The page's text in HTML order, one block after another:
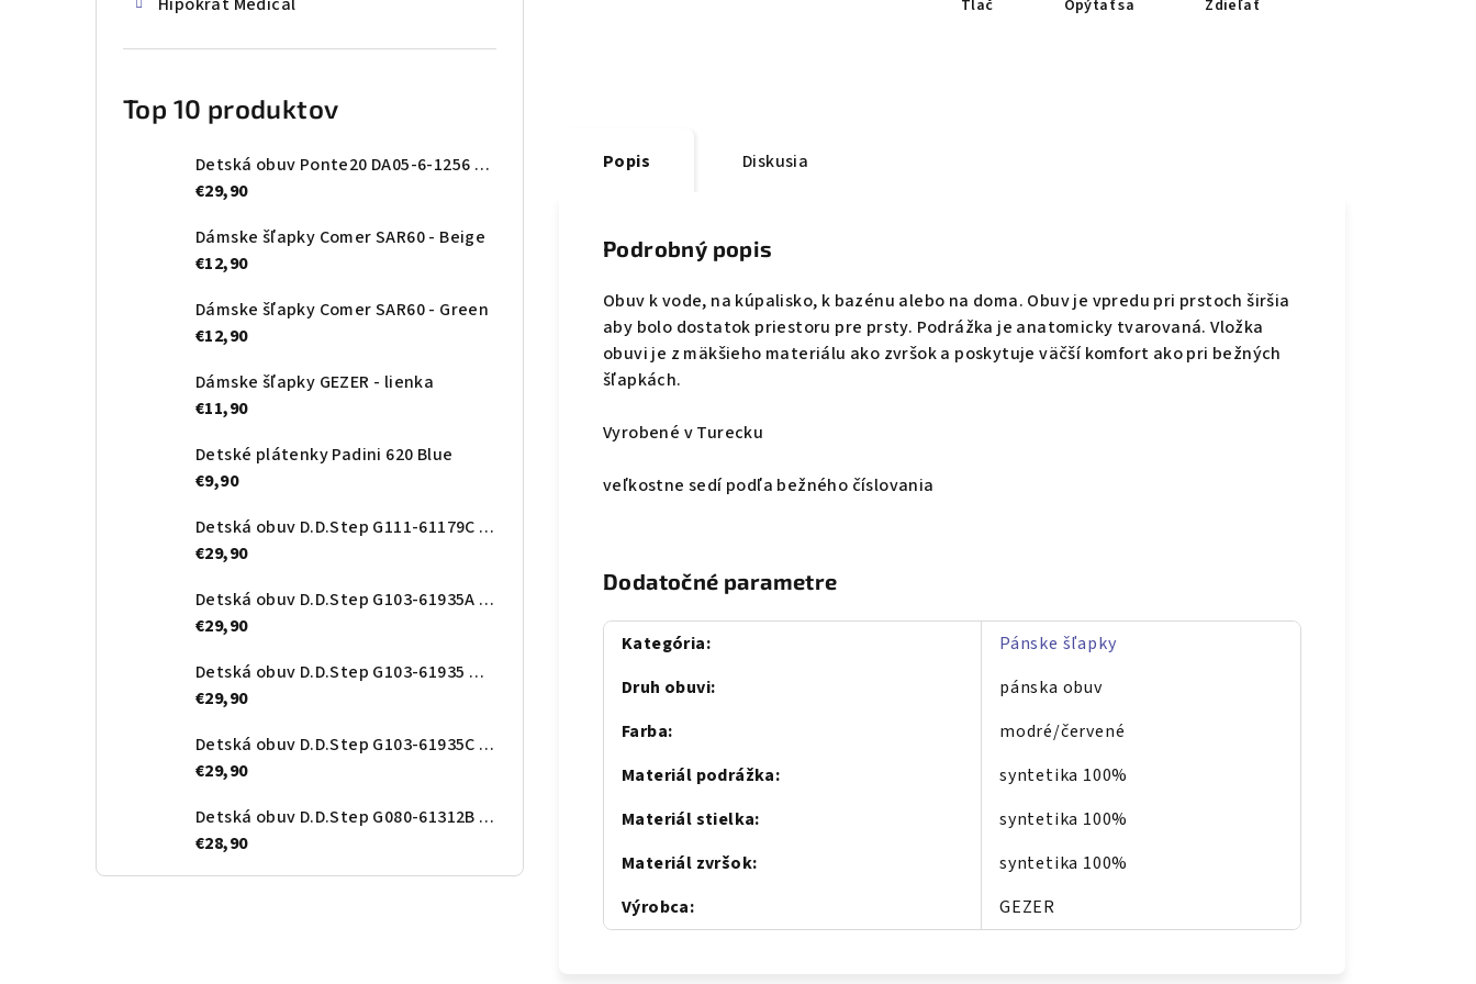
Top 10 produktov
Detská obuv Ponte20 DA05-6-1256 Oceanic
€29,90
Dámske šľapky Comer SAR60 - Beige
€12,90
Dámske šľapky Comer SAR60 - Green
€12,90
Dámske šľapky GEZER - lienka
€11,90
Detské plátenky Padini 620 Blue
€9,90
Detská obuv D.D.Step G111-61179C Rose gold
€29,90
Detská obuv D.D.Step G103-61935A Royal Blue
€29,90
Detská obuv D.D.Step G103-61935 Orange
€29,90
Detská obuv D.D.Step G103-61935C Gold
€29,90
Detská obuv D.D.Step G080-61312B Royal blue
€28,90
Tlač Opýtať sa Zdieľať
Popis Diskusia
Podrobný popis
Obuv k vode, na kúpalisko, k bazénu alebo na doma. Obuv je vpredu pri prstoch širšia
aby bolo dostatok priestoru pre prsty. Podrážka je anatomicky tvarovaná. Vložka
obuvi je z mäkšieho materiálu ako zvršok a poskytuje väčší komfort ako pri bežných
šľapkách.
Vyrobené v Turecku
veľkostne sedí podľa bežného číslovania
Dodatočné parametre
Kategória:
Pánske šľapky
Druh obuvi:
pánska obuv
Farba:
modré/červené
Materiál podrážka:
syntetika 100%
Materiál stielka:
syntetika 100%
Materiál zvršok:
syntetika 100%
Výrobca: GEZER